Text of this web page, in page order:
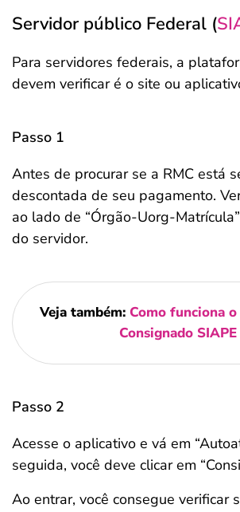
Servidor público Federal (
Para servidores federais, a
devem verificar é o site ou
Passo 1
Antes de procurar se a RMC está
descontada de seu pagamento.
ao lado de “Órgão-Uorg-
do servidor.
Veja também: Como funciona
Consignado SIAPE
Passo 2
Acesse o aplicativo e vá em
seguida, você deve clicar em
Ao entrar, você consegue verificar